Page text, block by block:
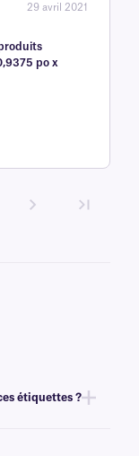
29 avril 2021
po x
étiquettes ?